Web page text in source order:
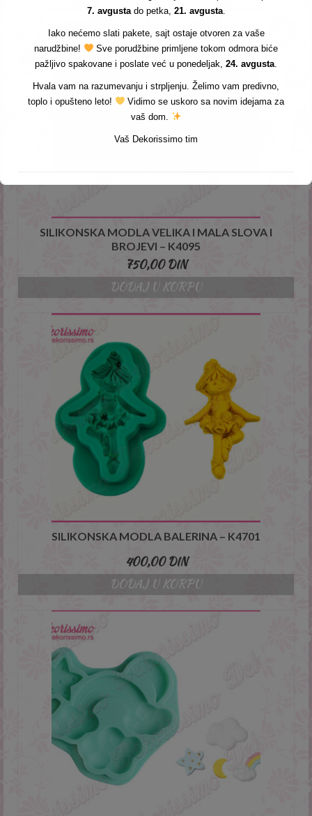
SILIKONSKA MODLA VELIKA I MALA SLOVA I
BROJEVI – K4095
750,00DIN
DODAJ U KORPU
SILIKONSKA MODLA BALERINA – K4701
400,00DIN
DODAJ U KORPU
7. avgustado petka, 21. avgusta.
Iako nećemo slati pakete, sajt ostaje otvoren za vaše
narudžbine!
Sve porudžbine primljene tokom odmora biće
pažljivo spakovane i poslate već u ponedeljak, 24. avgusta
Hvala vam na razumevanju i strpljenju. Želimo vam predivno,
toplo i opušteno leto!
Vidimo se uskoro sa novim idejama za
vaš dom.
Vaš Dekorissimo tim
This will close in3seconds